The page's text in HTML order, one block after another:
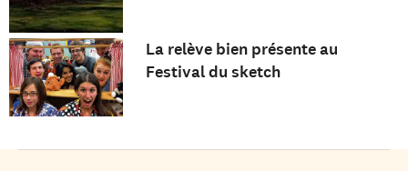
La relève bien présente au
Festival du sketch